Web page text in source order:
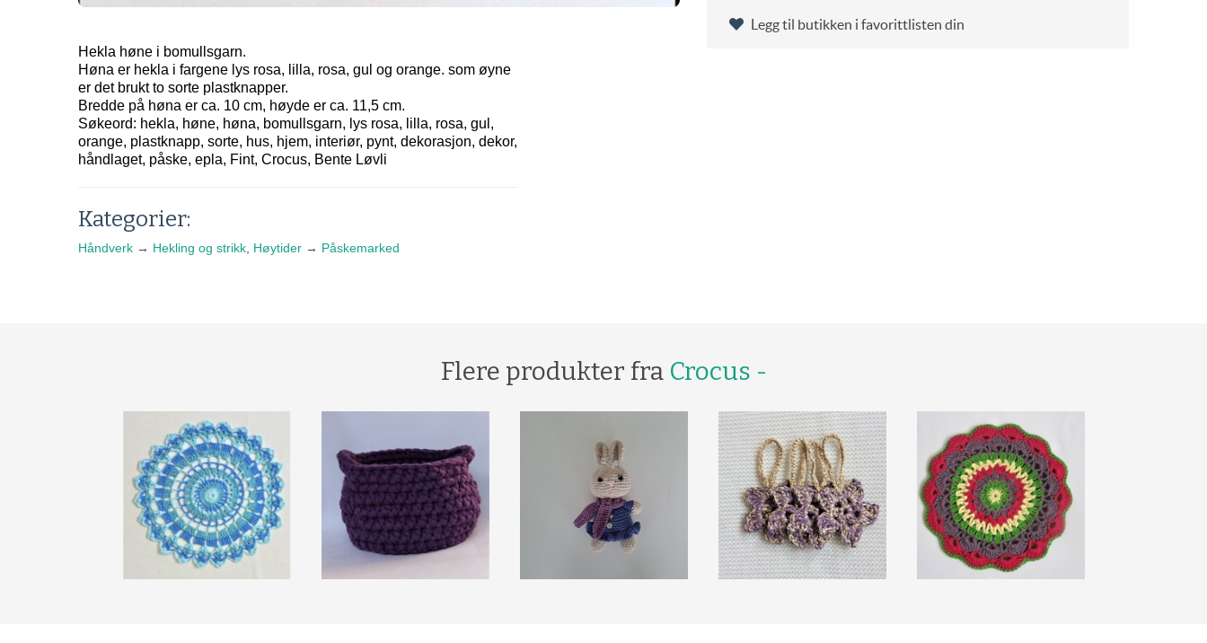
Hekla høne i bomullsgarn.
Høna er hekla i fargene lys rosa, lilla, rosa, gul og orange. som øyne
er det brukt to sorte plastknapper.
Bredde på høna er ca. 10 cm, høyde er ca. 11,5 cm.
Søkeord: hekla, høne, høna, bomullsgarn, lys rosa, lilla, rosa, gul,
orange, plastknapp, sorte, hus, hjem, interiør, pynt, dekorasjon, dekor,
håndlaget, påske, epla, Fint, Crocus, Bente Løvli
Kategorier:
Håndverk → Hekling og strikk Høytider → Påskemarked
Legg til butikken i favorittlisten din
Flere produkter fra Crocus -